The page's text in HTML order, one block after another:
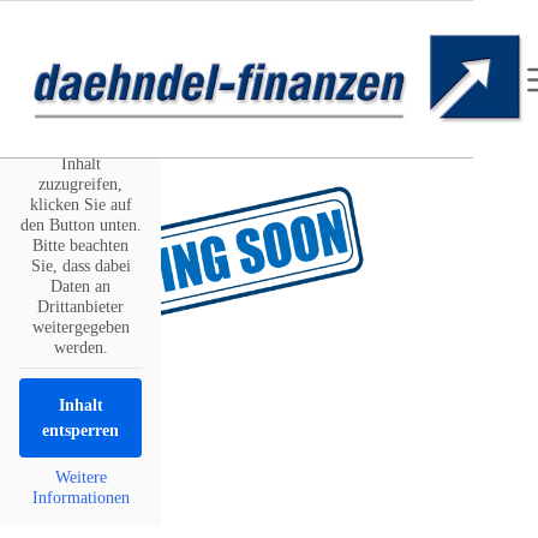
Die eigene Immobilie ist für die meisten
Platzhalterinhalt
vonStandard.
Um auf den
Inhalt
zuzugreifen,
klicken Sie auf
den Button unten.
Bitte beachten
Sie, dass dabei
Daten an
Drittanbieter
weitergegeben
werden.
Inhalt
entsperren
Weitere
Informationen